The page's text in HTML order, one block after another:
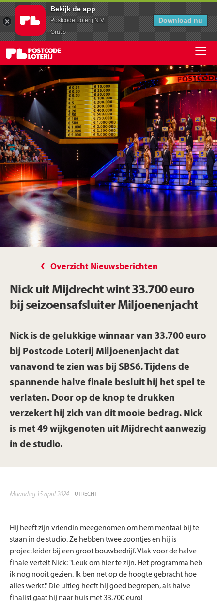
Bekijk de app
Postcode Loterij N.V.
Gratis
Download nu
Overzicht Nieuwsberichten
Nick uit Mijdrecht wint 33.700 euro
bij seizoensafsluiter Miljoenenjacht
Nick is de gelukkige winnaar van 33.700 euro
bij Postcode Loterij Miljoenenjacht dat
vanavond te zien was bij SBS6. Tijdens de
spannende halve finale besluit hij het spel te
verlaten. Door op de knop te drukken
verzekert hij zich van dit mooie bedrag. Nick
is met 49 wijkgenoten uit Mijdrecht aanwezig
in de studio.
maandag 15 april 2024 - UTRECHT
Hij heeft zijn vriendin meegenomen om hem mentaal bij te
staan in de studio. Ze hebben twee zoontjes en hij is
projectleider bij een groot bouwbedrijf. Vlak voor de halve
finale vertelt Nick: "Leuk om hier te zijn. Het programma heb
ik nog nooit gezien. Ik ben net op de hoogte gebracht hoe
alles werkt." Die uitleg heeft hij goed begrepen, als halve
finalist gaat hij naar huis met 33.700 euro!